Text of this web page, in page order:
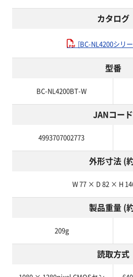
カタログ
[BC-NL4200シリ
型番
BC-NL4200BT-W
JANコード
4993707002773
外形寸法 (
W 77 × D 82 × H
製品重量 (
209g
読取方式